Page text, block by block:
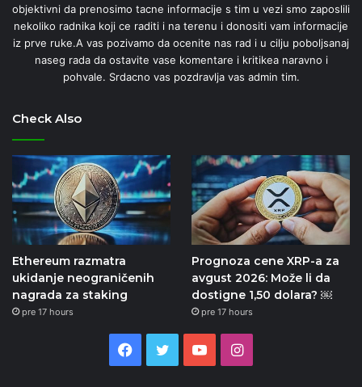
objektivni da prenosimo tacne informacije s tim u vezi smo zaposlili
nekoliko radnika koji ce raditi i na terenu i donositi vam informacije
iz prve ruke.A vas pozivamo da ocenite nas rad i u cilju poboljsanaj
naseg rada da ostavite vase komentare i kritikea naravno i
pohvale. Srdacno vas pozdravlja vas admin tim.
Check Also
Ethereum razmatra
ukidanje neograničenih
nagrada za staking
pre 17 hours
Prognoza cene XRP-a za
avgust 2026: Može li da
dostigne 1,50 dolara? ￼
pre 17 hours
Facebook
TwitterYouTubeInstagram